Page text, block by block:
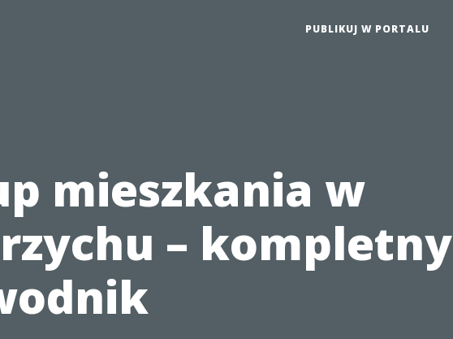
PUBLIKUJ W PORTALU
mieszkania w
– kompletny